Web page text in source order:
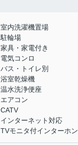
室内洗濯機置場
駐輪場
家具・家電付き
電気コンロ
バス・トイレ別
浴室乾燥機
温水洗浄便座
エアコン
CATV
インターネット対応
TVモニタ付インターホン